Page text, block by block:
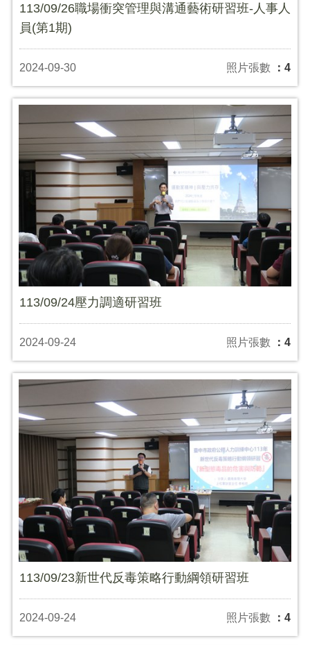
113/09/26職場衝突管理與溝通藝術研習班-人事人
員(第1期)
2024-09-30 照片張數 ：4
113/09/24壓力調適研習班
2024-09-24 照片張數 ：4
113/09/23新世代反毒策略行動綱領研習班
2024-09-24 照片張數 ：4